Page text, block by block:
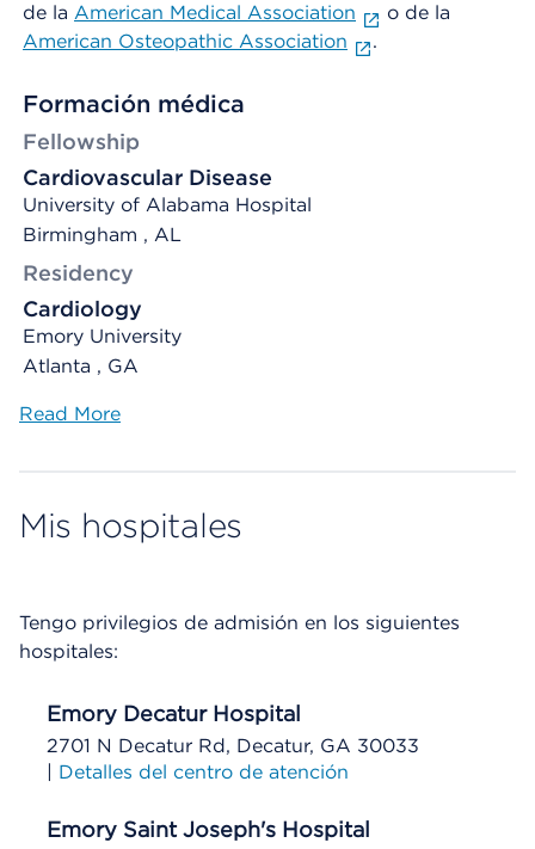
de la American Medical Association
o de la
American Osteopathic Association
.
Formación médica
Fellowship
Cardiovascular Disease
University of Alabama Hospital
Birmingham , AL
Residency
Cardiology
Emory University
Atlanta , GA
Read More
Mis hospitales
Tengo privilegios de admisión en los siguientes
hospitales:
Emory Decatur Hospital
2701 N Decatur Rd, Decatur, GA 30033
| Detalles del centro de atención
Emory Saint Joseph's Hospital